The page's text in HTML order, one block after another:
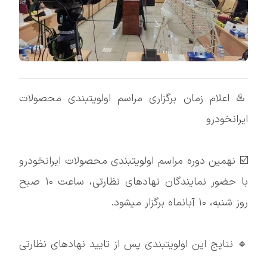
♨️ اعلام زمان برگزاری مراسم اولویتبندی محصولات
ایرانخودرو
☑️ نهمین دوره مراسم اولویتبندی محصولات ایرانخودرو
با حضور نمایندگان نهادهای نظارتی، ساعت ۱۰ صبح
روز شنبه، ۱۰ آبانماه برگزار میشود.
🔹 نتایج این اولویتبندی پس از تایید نهادهای نظارتی